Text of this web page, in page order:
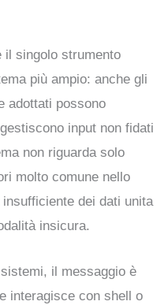
il singolo strumento
più ampio: anche gli
adottati possono
input non fidati
non riguarda solo
molto comune nello
dei dati unita
insicura.
il messaggio è
interagisce con shell o